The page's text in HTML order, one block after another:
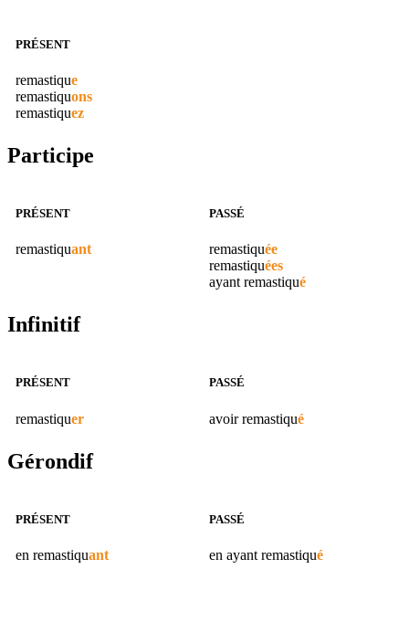
PRÉSENT
remastique
remastiquons
remastiquez
Participe
PRÉSENT
remastiquant
PASSÉ
remastiquée
remastiquées
ayant remastiqué
Infinitif
PRÉSENT
remastiquer
PASSÉ
avoirremastiqué
Gérondif
PRÉSENT
en remastiquant
PASSÉ
en ayant remastiqué